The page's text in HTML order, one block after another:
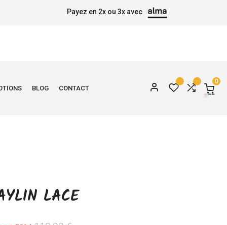
Payez en 2x ou 3x avec
BLOG CONTACT
0
LACE